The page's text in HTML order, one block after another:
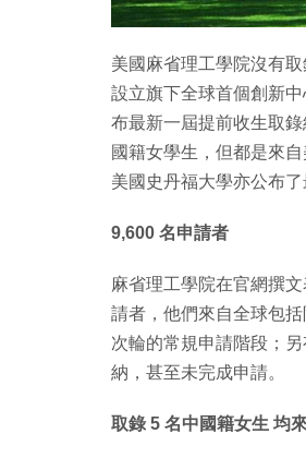
美國麻省理工學院沒有
設立旗下全球首個創新
布最新一屆提前收生取
國籍女學生，但都是來
美國史丹福大學亦公布
9,600 名申請者
麻省理工學院在官網撰
請者，他們來自全球包
次輪的常規申請階段；
納，甚至未完成申請。
取錄 5 名中國籍女生 均